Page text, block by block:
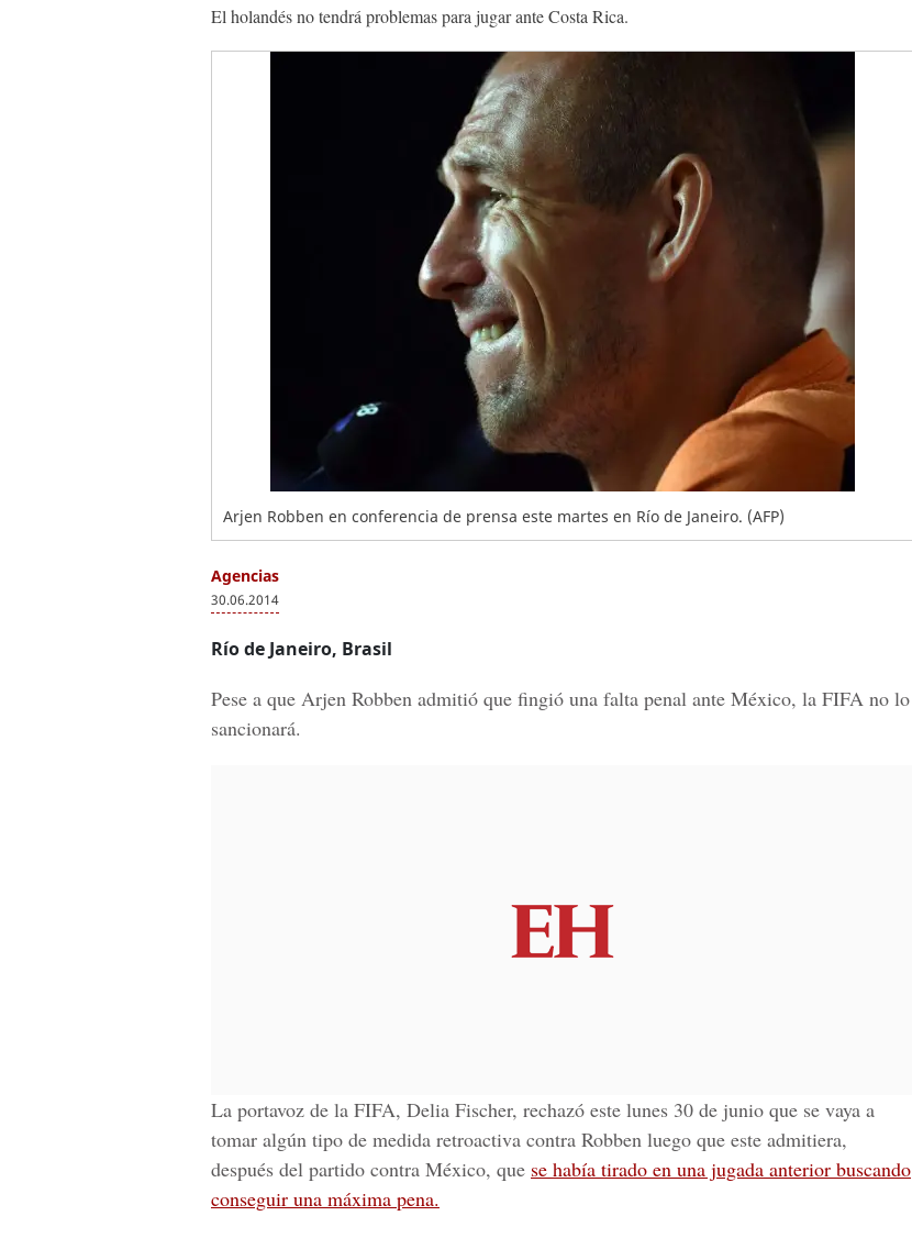
El holandés no tendrá problemas para jugar ante Costa Rica.
Arjen Robben en conferencia de prensa este martes en Río de Janeiro. (AFP)
Agencias
30.06.2014
Río de Janeiro, Brasil
Pese a que Arjen Robben admitió que fingió una falta penal ante México, la FIFA no lo
sancionará.
La portavoz de la FIFA, Delia Fischer, rechazó este lunes 30 de junio que se vaya a
tomar algún tipo de medida retroactiva contra Robben luego que este admitiera,
después del partido contra México, que se había tirado en una jugada anterior buscando
conseguir una máxima pena.